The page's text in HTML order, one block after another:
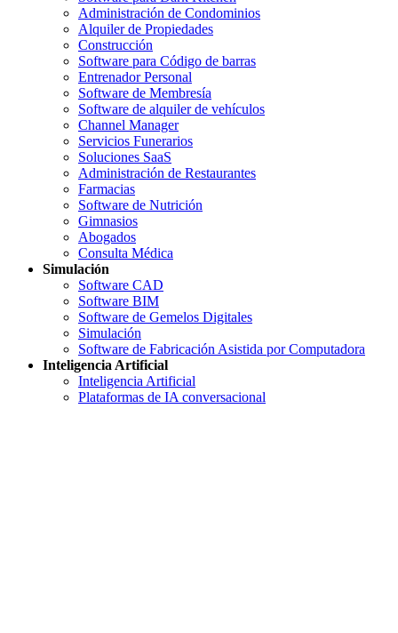
Administración de Condominios
Alquiler de Propiedades
Construcción
Software para Código de barras
Entrenador Personal
Software de Membresía
Software de alquiler de vehículos
Channel Manager
Servicios Funerarios
Soluciones SaaS
Administración de Restaurantes
Farmacias
Software de Nutrición
Gimnasios
Abogados
Consulta Médica
Simulación
Software CAD
Software BIM
Software de Gemelos Digitales
Simulación
Software de Fabricación Asistida por Computadora
Inteligencia Artificial
Inteligencia Artificial
Plataformas de IA conversacional